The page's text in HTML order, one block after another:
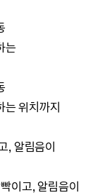
는
위치까지
, 알림음이
이고, 알림음이